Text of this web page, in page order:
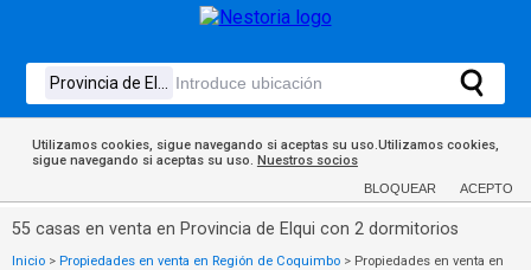
Utilizamos cookies, sigue navegando si aceptas su uso.Utilizamos cookies,
sigue navegando si aceptas su uso. Nuestros socios
BLOQUEAR ACEPTO
55 casas en venta en Provincia de Elqui con 2 dormitorios
Inicio > Propiedades en venta en Región de Coquimbo > Propiedades en venta en